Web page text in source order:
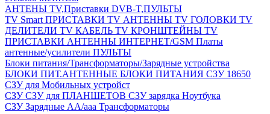
АНТЕНЫ ТV,Приставки DVB-T,ПУЛЬТЫ
TV Smart ПРИСТАВКИ TV АНТЕННЫ TV ГОЛОВКИ TV
ДЕЛИТЕЛИ TV КАБЕЛЬ TV КРОНШТЕЙНЫ TV
ПРИСТАВКИ АНТЕННЫ ИНТЕРНЕТ/GSM Платы
антенные/усилители ПУЛЬТЫ
Блоки питания/Трансформаторы/Зарядные устройства
БЛОКИ ПИТ.АНТЕННЫЕ БЛОКИ ПИТАНИЯ СЗУ 18650
СЗУ для Мобильных устройст
СЗУСЗУ для ПЛАНШЕТОВ СЗУ зарядка Ноутбука
СЗУ Зарядные АА/ааа Трансформаторы